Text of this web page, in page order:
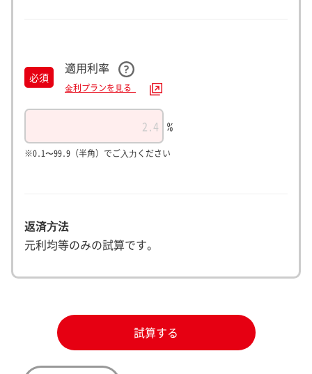
必須
適⽤利率
⾦利プランを⾒る
%
※0.1〜99.9（半角）でご⼊⼒ください
返済⽅法
元利均等のみの試算です。
試算する